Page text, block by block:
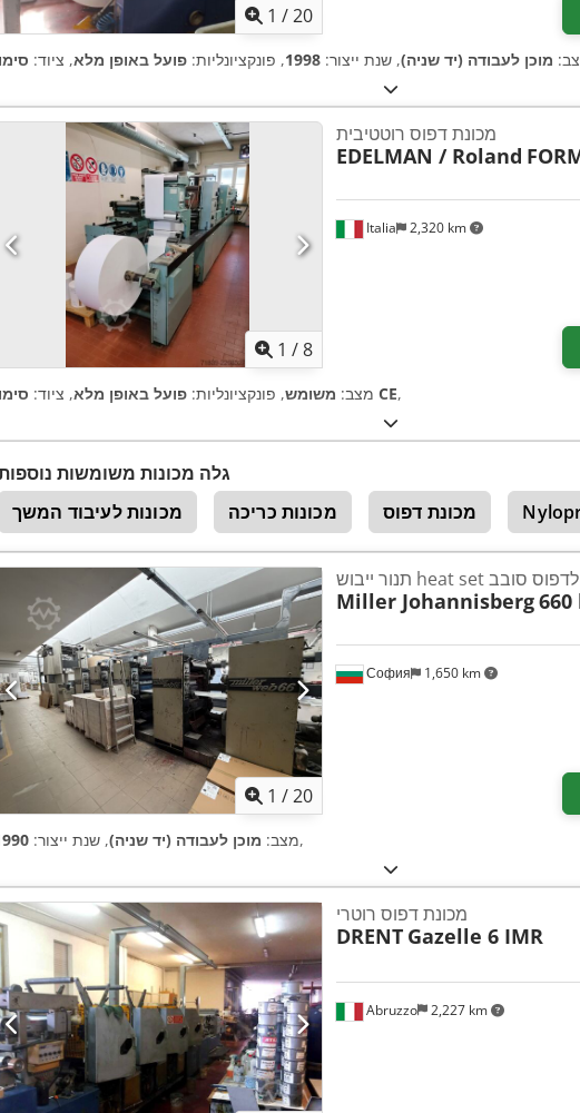
1 /20
מוכן לעבודה (יד שניה), שנת ייצור: 1998, פונקציונליות: פועל באופן מלא, ציוד:
1 /8
Italia 2,320 km
מכונת דפוס רוטטיבית
EDELMAN / Roland
מצב: משומש, פונקציונליות: פועל באופן מלא, ציוד: סימון CE,
גלה מכונות משומשות
מכונות לעיבוד המשך
מכונות כריכה מכונת דפוס
1 /20
София 1,650 km
תנור ייבוש heat set לדפוס סובב
Miller Johannisberg
מצב: מוכן לעבודה (יד שניה), שנת ייצור: ,
Abruzzo 2,227 km
מכונת דפוס רוטרי
DRENT Gazelle 6 IMR